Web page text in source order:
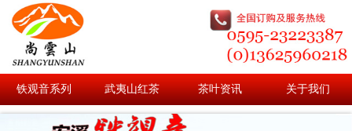
铁观音系列 武夷山红茶 茶叶资讯 关于我们